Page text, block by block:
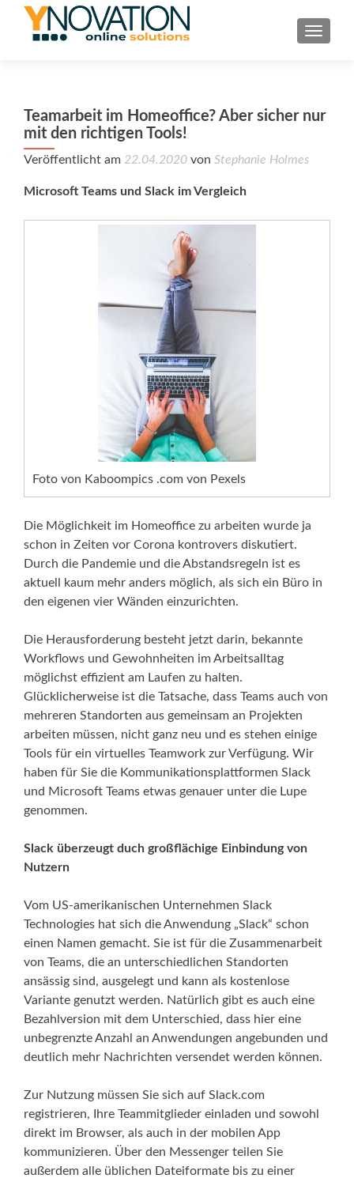
Teamarbeit im Homeoffice? Aber sicher nur
mit den richtigen Tools!
Veröffentlicht am 22.04.2020 von Stephanie Holmes
Microsoft Teams und Slack im Vergleich
Foto von Kaboompics .com von Pexels
Die Möglichkeit im Homeoffice zu arbeiten wurde ja
schon in Zeiten vor Corona kontrovers diskutiert.
Durch die Pandemie und die Abstandsregeln ist es
aktuell kaum mehr anders möglich, als sich ein Büro in
den eigenen vier Wänden einzurichten.
Die Herausforderung besteht jetzt darin, bekannte
Workflows und Gewohnheiten im Arbeitsalltag
möglichst effizient am Laufen zu halten.
Glücklicherweise ist die Tatsache, dass Teams auch von
mehreren Standorten aus gemeinsam an Projekten
arbeiten müssen, nicht ganz neu und es stehen einige
Tools für ein virtuelles Teamwork zur Verfügung. Wir
haben für Sie die Kommunikationsplattformen Slack
und Microsoft Teams etwas genauer unter die Lupe
genommen.
Slack überzeugt duch großflächige Einbindung von
Nutzern
Vom US-amerikanischen Unternehmen Slack
Technologies hat sich die Anwendung „Slack“ schon
einen Namen gemacht. Sie ist für die Zusammenarbeit
von Teams, die an unterschiedlichen Standorten
ansässig sind, ausgelegt und kann als kostenlose
Variante genutzt werden. Natürlich gibt es auch eine
Bezahlversion mit dem Unterschied, dass hier eine
unbegrenzte Anzahl an Anwendungen angebunden und
deutlich mehr Nachrichten versendet werden können.
Zur Nutzung müssen Sie sich auf Slack.com
registrieren, Ihre Teammitglieder einladen und sowohl
direkt im Browser, als auch in der mobilen App
kommunizieren. Über den Messenger teilen Sie
außerdem alle üblichen Dateiformate bis zu einer